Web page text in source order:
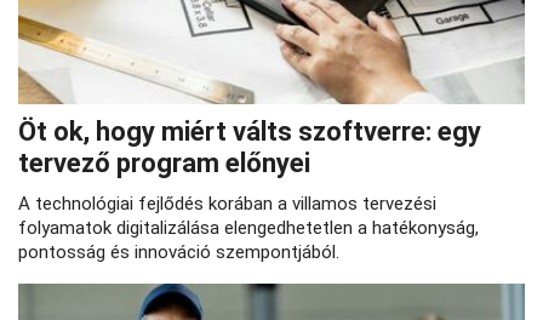
Öt ok, hogy miért válts szoftverre: egy
tervező program előnyei
A technológiai fejlődés korában a villamos tervezési
folyamatok digitalizálása elengedhetetlen a hatékonyság,
pontosság és innováció szempontjából.